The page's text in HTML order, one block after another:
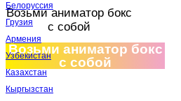
Возьми аниматор бокс
с собой
Возьми аниматор бокс
с собой
Белоруссия
Грузия
Армения
Узбекистан
Казахстан
Кыргызстан